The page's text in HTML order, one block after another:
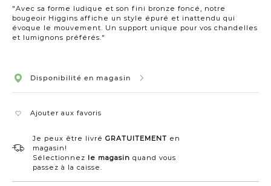
"Avec sa forme ludique et son fini bronze foncé, notre
bougeoir Higgins affiche un style épuré et inattendu qui
évoque le mouvement. Un support unique pour vos chandelles
et lumignons préférés."
Disponibilité en magasin
Ajouter aux favoris
Je peux être livré GRATUITEMENT en
magasin!
Sélectionnez le magasin quand vous
passez à la caisse.